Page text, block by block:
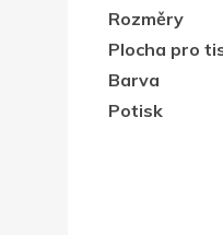
Rozměry
Plocha pro
Barva
Potisk